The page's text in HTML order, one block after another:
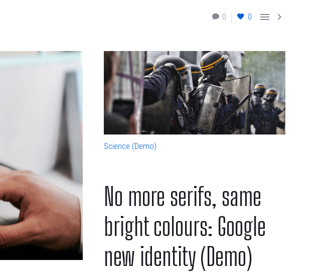
0 0  
Science (Demo)
No more serifs, same
bright colours: Google
new identity (Demo)